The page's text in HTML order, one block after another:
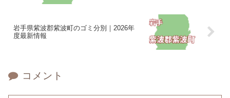
岩手県紫波郡紫波町のゴミ分別｜2026年
度最新情報
コメント